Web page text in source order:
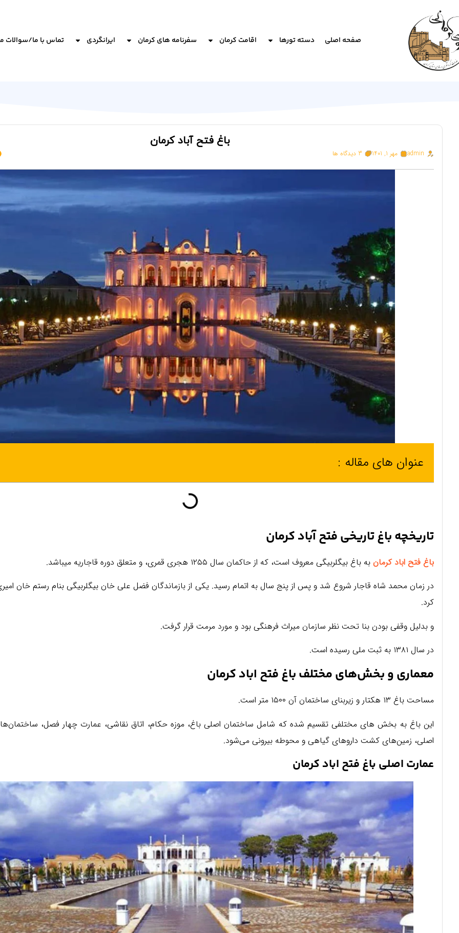
صفحه اصلی دسته تورها اقامت کرمان سفرنامه های کرمان ایرانگردی تماس با ما/سوالات
باغ فتح آباد کرمان
admin مهر 1, 1401 3 دیدگاه ها
عنوان های مقاله :
تاریخچه باغ تاریخی فتح آباد کرمان
باغ فتح اباد کرمان به باغ بیگلربیگی معروف است، که از حاکمان سال ۱۲۵۵ هجری قمری، و متعلق دوره قاجاریه میباشد.
در زمان محمد شاه قاجار شروع شد و پس از پنج سال به اتمام رسید. یکی از بازماندگان فضل علی خان بیگلربیگی بنام رستم خان
کرد.
و بدلیل وقفی بودن بنا تحت نظر سازمان میراث فرهنگی بود و مورد مرمت قرار گرفت.
در سال ۱۳۸۱ به ثبت ملی رسیده است.
معماری و بخش‌های مختلف باغ فتح اباد کرمان
مساحت باغ ۱۳ هکتار و زیربنای ساختمان آن ۱۵۰۰ متر است.
این باغ به بخش های مختلفی تقسیم شده که شامل ساختمان اصلی باغ، موزه حکام، اتاق نقاشی، عمارت چهار فصل،
اصلی، زمین‌های کشت داروهای گیاهی و محوطه بیرونی می‌شود.
عمارت اصلی باغ فتح اباد کرمان